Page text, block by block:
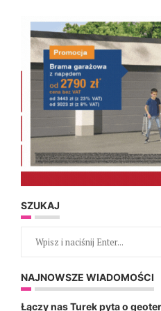
SZUKAJ
NAJNOWSZE WIADOMOŚCI
Łączy nas Turek pyta o